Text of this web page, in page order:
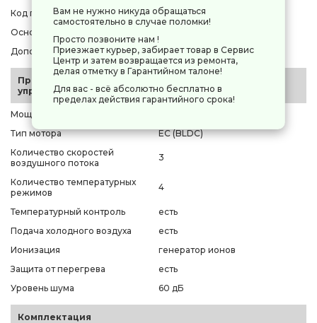
Код производителя
[AMSH20]
Основной цвет
Дополнительный цвет
нет
Производительность и
управление
Мощность
Тип мотора
EC (BLDC)
Количество скоростей
воздушного потока
3
Количество температурных
режимов
4
Температурный контроль
есть
Подача холодного воздуха
есть
Ионизация
генератор ионов
Защита от перегрева
есть
Уровень шума
60 дБ
Комплектация
Вам не нужно никуда обращаться
самостоятельно в случае поломки!
Просто позвоните нам !
Приезжает курьер, забирает товар в Сервис
Центр и затем возвращается из ремонта,
делая отметку в Гарантийном талоне!
Для вас - всё абсолютно бесплатно в
пределах действия гарантийного срока!